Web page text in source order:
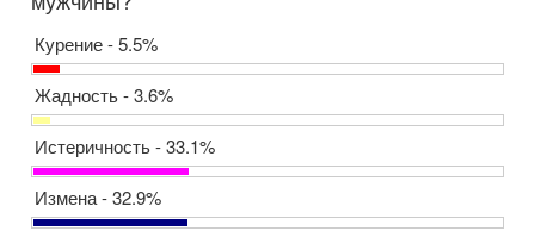
Курение - 5.5%
Жадность - 3.6%
Истеричность - 33.1%
Измена - 32.9%